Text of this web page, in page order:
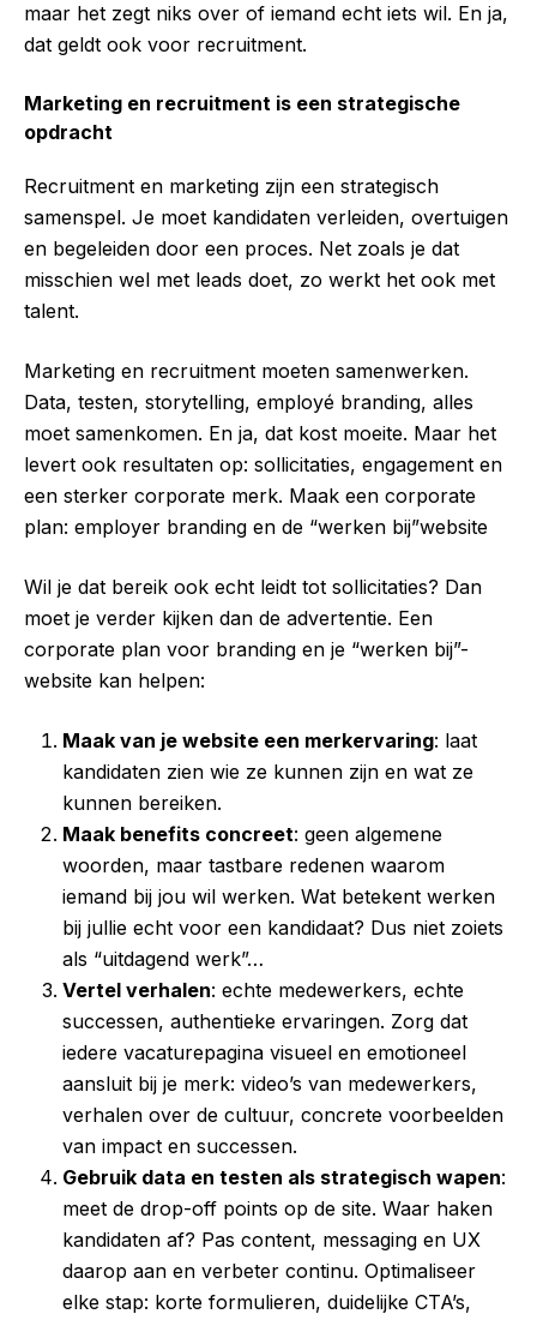
maar het zegt niks over of iemand echt iets wil. En ja,
dat geldt ook voor recruitment.
Marketing en recruitment is een strategische
opdracht
Recruitment en marketing zijn een strategisch
samenspel. Je moet kandidaten verleiden, overtuigen
en begeleiden door een proces. Net zoals je dat
misschien wel met leads doet, zo werkt het ook met
talent.
Marketing en recruitment moeten samenwerken.
Data, testen, storytelling, employé branding, alles
moet samenkomen. En ja, dat kost moeite. Maar het
levert ook resultaten op: sollicitaties, engagement en
een sterker corporate merk. Maak een corporate
plan: employer branding en de “werken bij”website
Wil je dat bereik ook echt leidt tot sollicitaties? Dan
moet je verder kijken dan de advertentie. Een
corporate plan voor branding en je “werken bij”-
website kan helpen:
Maak van je website een merkervaring: laat
kandidaten zien wie ze kunnen zijn en wat ze
kunnen bereiken.
Maak benefits concreet: geen algemene
woorden, maar tastbare redenen waarom
iemand bij jou wil werken. Wat betekent werken
bij jullie echt voor een kandidaat? Dus niet zoiets
als “uitdagend werk”…
Vertel verhalen: echte medewerkers, echte
successen, authentieke ervaringen. Zorg dat
iedere vacaturepagina visueel en emotioneel
aansluit bij je merk: video’s van medewerkers,
verhalen over de cultuur, concrete voorbeelden
van impact en successen.
Gebruik data en testen als strategisch wapen:
meet de drop-off points op de site. Waar haken
kandidaten af? Pas content, messaging en UX
daarop aan en verbeter continu. Optimaliseer
elke stap: korte formulieren, duidelijke CTA’s,